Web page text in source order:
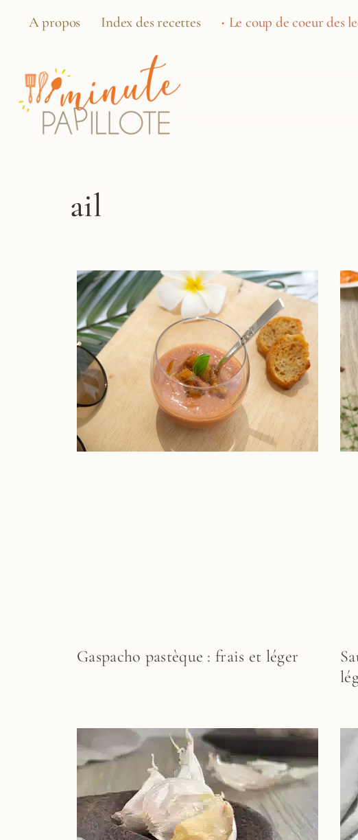
A propos Index des recettes Le coup de coeur des
ail
Gaspacho pastèque : frais et léger